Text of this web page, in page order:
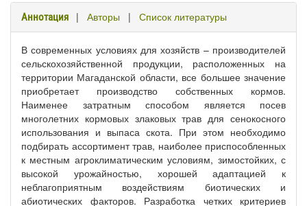
Аннотация | Авторы | Список литературы
В современных условиях для хозяйств – производителей
сельскохозяйственной продукции, расположенных на
территории Магаданской области, все большее значение
приобретает производство собственных кормов.
Наименее затратным способом является посев
многолетних кормовых злаковых трав для сенокосного
использования и выпаса скота. При этом необходимо
подбирать ассортимент трав, наиболее приспособленных
к местным агроклиматическим условиям, зимостойких, с
высокой урожайностью, хорошей адаптацией к
неблагоприятным воздействиям биотических и
абиотических факторов. Разработка четких критериев